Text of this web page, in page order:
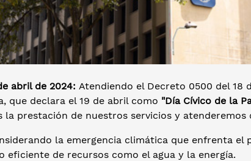
abril de 2024: Atendiendo el Decreto 0500 del 18
que declara el 19 de abril como "Día Cívico de la
la prestación de nuestros servicios y
la emergencia climática que enfrenta el
eficiente de recursos como el agua y la energía.